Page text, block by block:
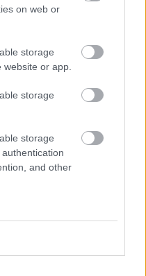
on web or
storage
or app.
storage
storage
and other